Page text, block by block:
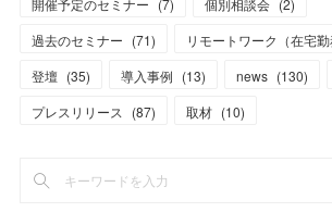
開催予定のセミナー (7) 個別相談会 (2)
過去のセミナー (71) リモートワーク（在宅勤
登壇 (35) 導入事例 (13) news (130)
プレスリリース
(87) 取材 (10)